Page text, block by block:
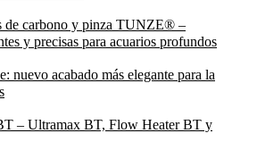
de carbono y pinza TUNZE® –
y precisas para acuarios profundos
nuevo acabado más elegante para la
– Ultramax BT, Flow Heater BT y